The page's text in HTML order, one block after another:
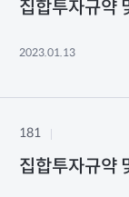
집합투자규약
2023.01.13
181
집합투자규약